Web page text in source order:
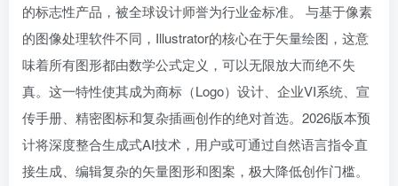
的标志性产品，被全球设计师誉为行业金标准。 与基于像素
的图像处理软件不同，Illustrator的核心在于矢量绘图，这意
味着所有图形都由数学公式定义，可以无限放大而绝不失
真。这一特性使其成为商标（Logo）设计、企业VI系统、宣
传手册、精密图标和复杂插画创作的绝对首选。2026版本预
计将深度整合生成式AI技术，用户或可通过自然语言指令直
接生成、编辑复杂的矢量图形和图案，极大降低创作门槛。